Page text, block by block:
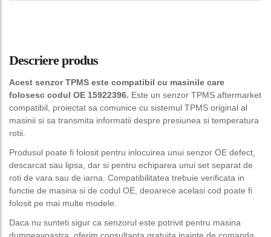
Descriere produs
Acest senzor TPMS este compatibil cu masinile care
folosesc codul OE 15922396. Este un senzor TPMS aftermarket
compatibil, proiectat sa comunice cu sistemul TPMS original al
masinii si sa transmita informatii despre presiunea si temperatura
rotii.
Produsul poate fi folosit pentru inlocuirea unui senzor OE defect,
descarcat sau lipsa, dar si pentru echiparea unui set separat de
roti de vara sau de iarna. Compatibilitatea trebuie verificata in
functie de masina si de codul OE, deoarece acelasi cod poate fi
folosit pe mai multe modele.
Daca nu sunteti sigur ca senzorul este potrivit pentru masina